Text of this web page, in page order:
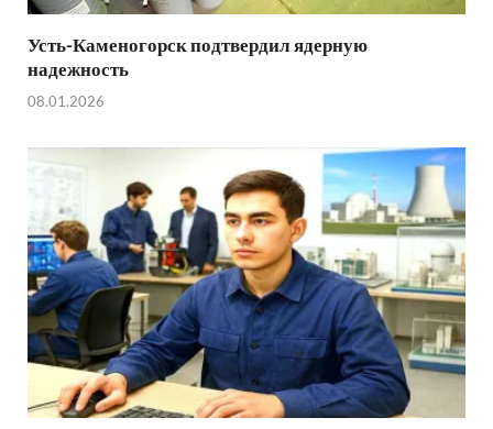
Усть-Каменогорск подтвердил ядерную
надежность
08.01.2026